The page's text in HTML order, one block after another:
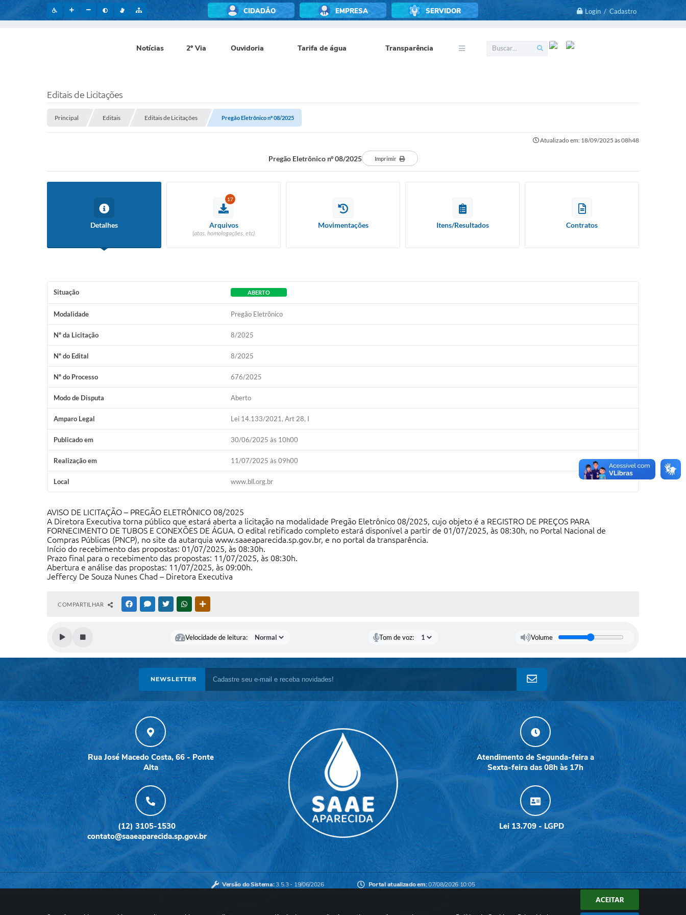
ACEITAR
Login / Cadastro
CIDADÃO EMPRESA SERVIDOR
Notícias 2º Via Ouvidoria Tarifa de água Transparência
Editais de Licitações
Principal Editais Editais de Licitações Pregão Eletrônico nº 08/2025
Atualizado em: 18/09/2025 às 08h48
Pregão Eletrônico nº 08/2025 Imprimir
Detalhes
17
Arquivos
(atas, homologações, etc)
Movimentações Itens/Resultados Contratos
Situação ABERTO
Modalidade Pregão Eletrônico
Nº da Licitação 8/2025
Nº do Edital 8/2025
Nº do Processo 676/2025
Modo de Disputa Aberto
Amparo Legal Lei 14.133/2021, Art 28, I
Publicado em 30/06/2025 às 10h00
Realização em 11/07/2025 às 09h00
Local www.bll.org.br
AVISO DE LICITAÇÃO – PREGÃO ELETRÔNICO 08/2025
A Diretora Executiva torna público que estará aberta a licitação na modalidade Pregão Eletrônico 08/2025, cujo objeto é a REGISTRO DE PREÇOS PARA
FORNECIMENTO DE TUBOS E CONEXÕES DE ÁGUA. O edital retificado completo estará disponível a partir de 01/07/2025, às 08:30h, no Portal Nacional de
Compras Públicas (PNCP), no site da autarquia www.saaeaparecida.sp.gov.br, e no portal da transparência.
Início do recebimento das propostas: 01/07/2025, às 08:30h.
Prazo final para o recebimento das propostas: 11/07/2025, às 08:30h.
Abertura e análise das propostas: 11/07/2025, às 09:00h.
Jeffercy De Souza Nunes Chad – Diretora Executiva
COMPARTILHAR FACEBOOKMESSENGER
TWITTERWHATSAPP
Velocidade de leitura: Tom de voz: Volume
NEWSLETTER
Rua José Macedo Costa, 66 - Ponte
Alta
(12) 3105-1530
contato@saaeaparecida.sp.gov.br
Atendimento de Segunda-feira a
Sexta-feira das 08h às 17h
Lei 13.709 - LGPD
Versão do Sistema:3.5.3 - 19/06/2026 Portal atualizado em:07/08/2026 10:05